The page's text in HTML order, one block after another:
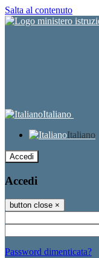
Salta al contenuto
Italiano
Italiano
Accedi
Accedi
button close ×
Password dimenticata?